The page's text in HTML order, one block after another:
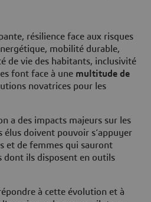
résilience face aux risques
mobilité durable,
de vie des habitants, inclusivité
font face à une multitude de
novatrices pour les
a des impacts majeurs sur les
élus doivent pouvoir s’appuyer
et de femmes qui sauront
dont ils disposent en outils
à cette évolution et à